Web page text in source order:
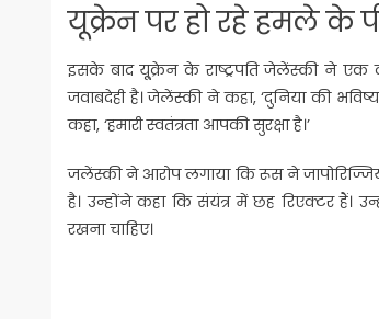
यूक्रेन पर हो रहे हमले के
इसके बाद यू्क्रेन के राष्ट्रपति जेलेंस्की ने एक
जवाबदेही है। जेलेंस्की ने कहा, ‘दुनिया की
कहा, ‘हमारी स्वतंत्रता आपकी सुरक्षा है।’
जलेंस्की ने आरोप लगाया कि रूस ने
है। उन्होंने कहा कि संयंत्र में छह रिएक्टर हैं।
रखना चाहिए।